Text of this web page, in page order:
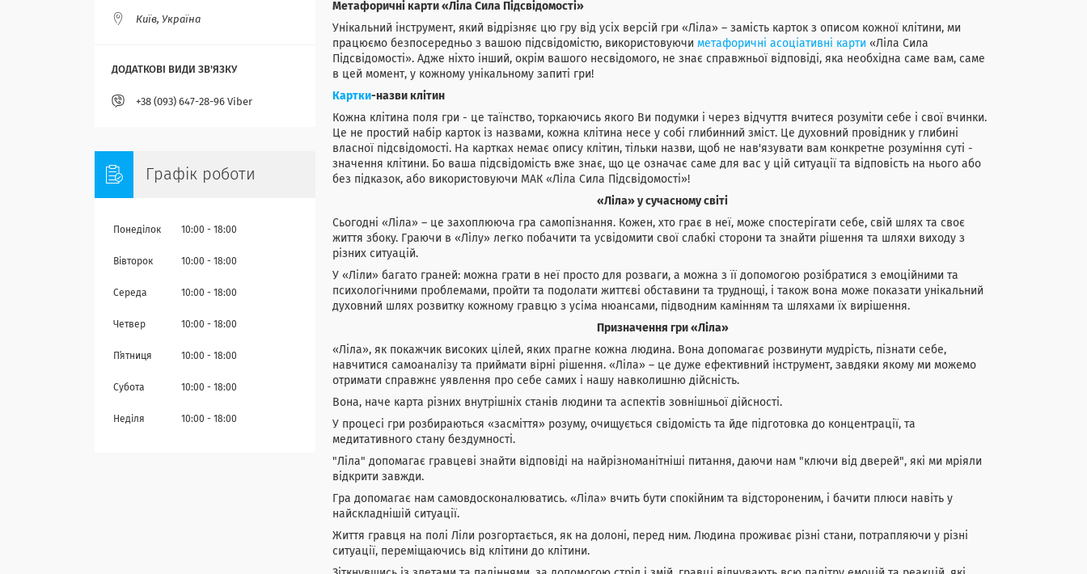
Метафоричні карти «Ліла Сила Підсвідомості»
Унікальний інструмент, який відрізняє цю гру від усіх версій гри «Ліла» – замість карток з описом кожної клітини, ми
працюємо безпосередньо з вашою підсвідомістю, використовуючи метафоричні асоціативні карти «Ліла Сила
Підсвідомості». Адже ніхто інший, окрім вашого несвідомого, не знає справжньої відповіді, яка необхідна саме вам, саме
в цей момент, у кожному унікальному запиті гри!
Картки-назви клітин
Кожна клітина поля гри - це таїнство, торкаючись якого Ви подумки і через відчуття вчитеся розуміти себе і свої вчинки.
Це не простий набір карток із назвами, кожна клітина несе у собі глибинний зміст. Це духовний провідник у глибині
власної підсвідомості. На картках немає опису клітин, тільки назви, щоб не нав'язувати вам конкретне розуміння суті -
значення клітини. Бо ваша підсвідомість вже знає, що це означає саме для вас у цій ситуації та відповість на нього або
без підказок, або використовуючи МАК «Ліла Сила Підсвідомості»!
«Ліла» у сучасному світі
Сьогодні «Ліла» – це захоплююча гра самопізнання. Кожен, хто грає в неї, може спостерігати себе, свій шлях та своє
життя збоку. Граючи в «Лілу» легко побачити та усвідомити свої слабкі сторони та знайти рішення та шляхи виходу з
різних ситуацій.
У «Ліли» багато граней: можна грати в неї просто для розваги, а можна з її допомогою розібратися з емоційними та
психологічними проблемами, пройти та подолати життєві обставини та труднощі, і також вона може показати унікальний
духовний шлях розвитку кожному гравцю з усіма нюансами, підводним камінням та шляхами їх вирішення.
Призначення гри «Ліла»
«Ліла», як покажчик високих цілей, яких прагне кожна людина. Вона допомагає розвинути мудрість, пізнати себе,
навчитися самоаналізу та приймати вірні рішення. «Ліла» – це дуже ефективний інструмент, завдяки якому ми можемо
отримати справжнє уявлення про себе самих і нашу навколишню дійсність.
Вона, наче карта різних внутрішніх станів людини та аспектів зовнішньої дійсності.
У процесі гри розбираються «засміття» розуму, очищується свідомість та йде підготовка до концентрації, та
медитативного стану бездумності.
"Ліла" допомагає гравцеві знайти відповіді на найрізноманітніші питання, даючи нам "ключи від дверей", які ми мріяли
відкрити завжди.
Гра допомагає нам самовдосконалюватись. «Ліла» вчить бути спокійним та відстороненим, і бачити плюси навіть у
найскладнішій ситуації.
Життя гравця на полі Ліли розгортається, як на долоні, перед ним. Людина проживає різні стани, потрапляючи у різні
ситуації, переміщаючись від клітини до клітини.
Київ, Україна
+38 (093) 647-28-96 Viber
Графік роботи
Понеділок 10:00 18:00
Вівторок 10:00 18:00
Середа 10:00 18:00
Четвер 10:00 18:00
Пʼятниця 10:00 18:00
Субота 10:00 18:00
Неділя 10:00 18:00